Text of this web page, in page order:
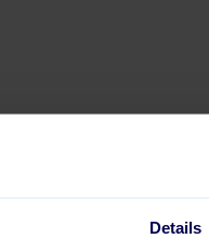
Details